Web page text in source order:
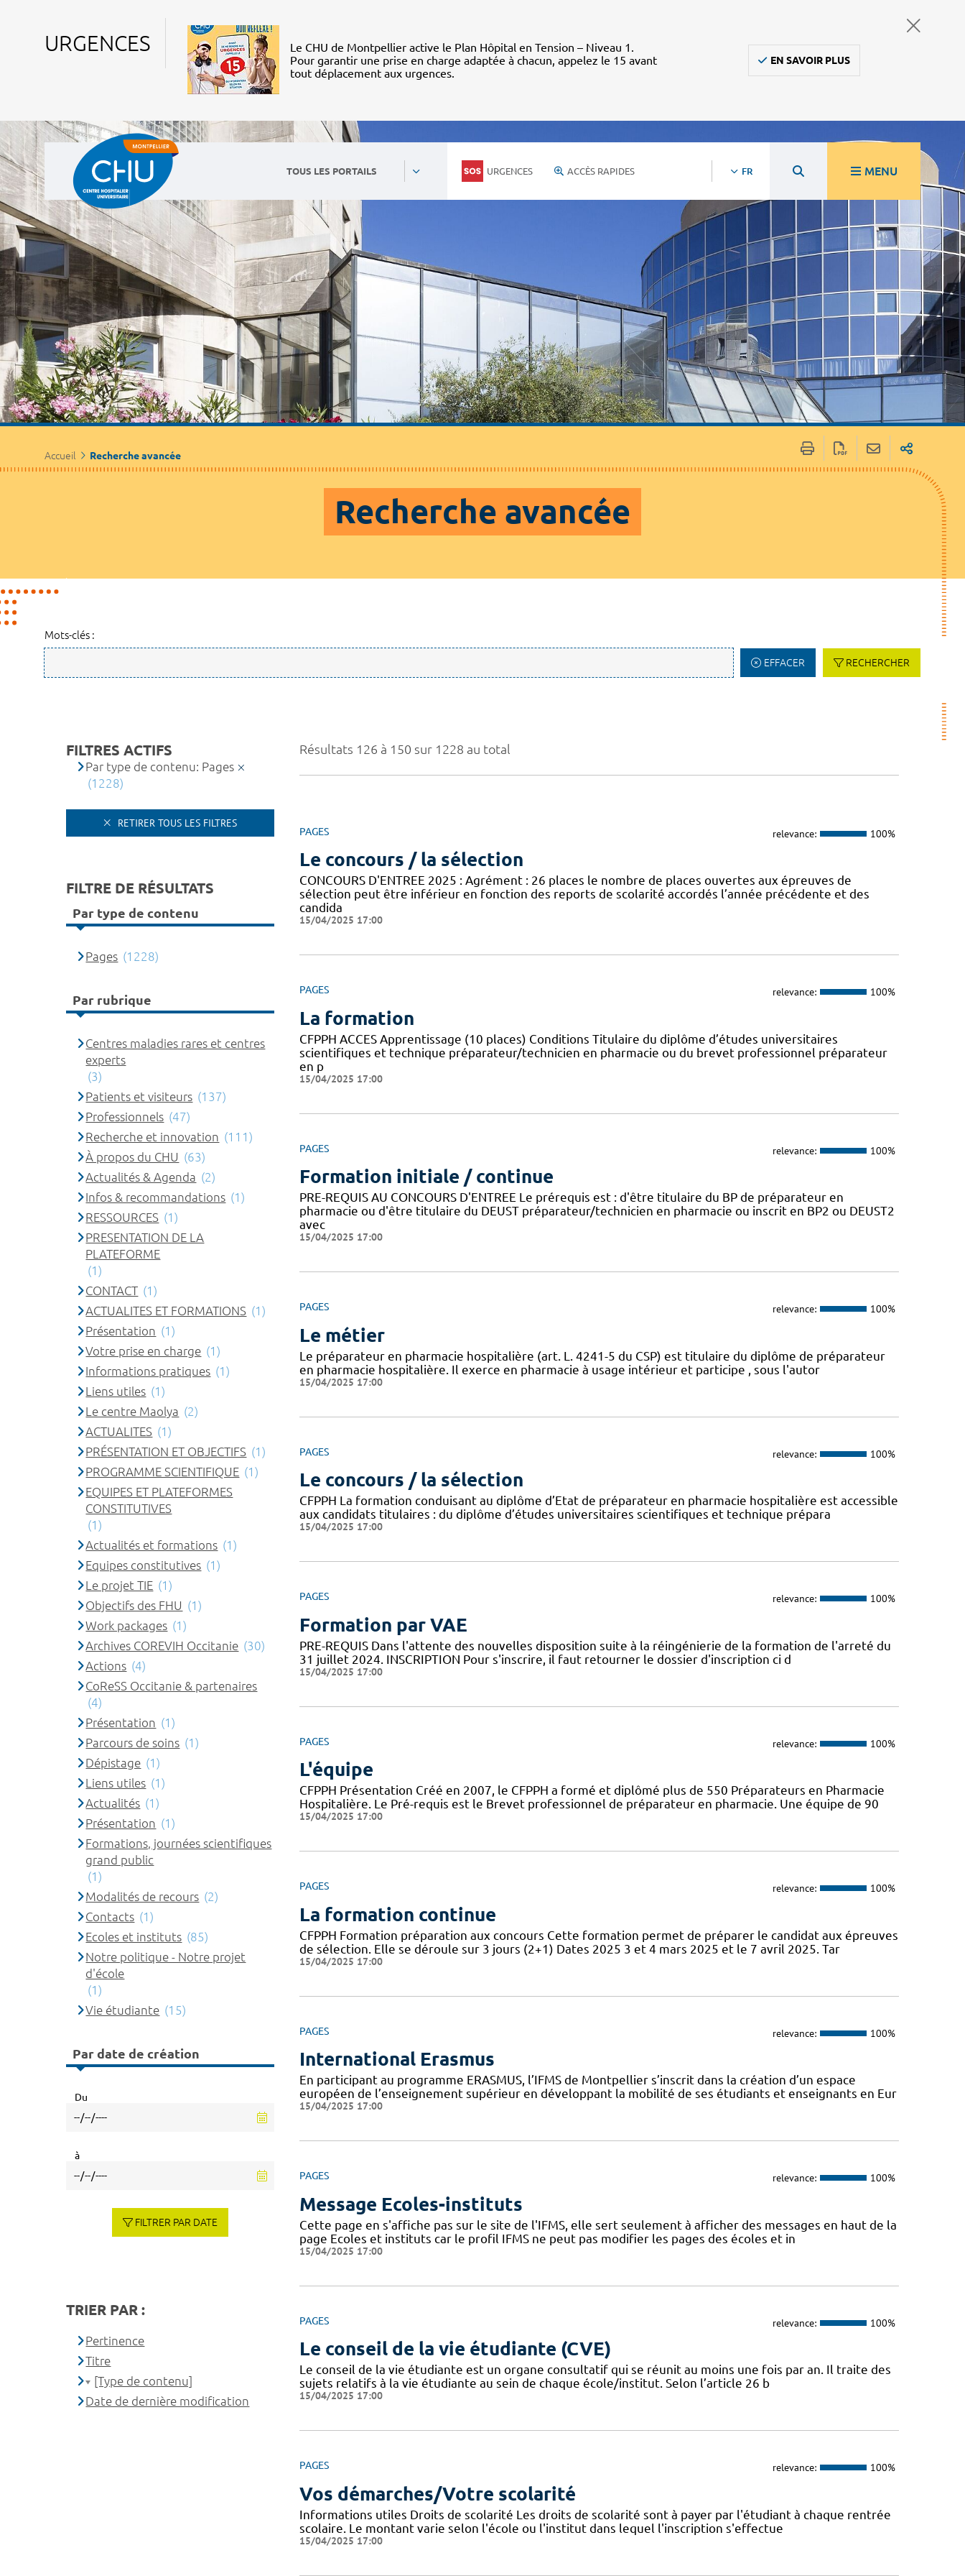
URGENCES
Le CHU de Montpellier active le Plan Hôpital en Tension – Niveau 1.
Pour garantir une prise en charge adaptée à chacun, appelez le 15 avant
tout déplacement aux urgences.
EN SAVOIR PLUS
TOUS LES PORTAILS URGENCES ACCÈS RAPIDES FR MENU
Accueil Recherche avancée
Recherche avancée
Mots-clés :
EFFACER RECHERCHER
Résultats 126 à 150 sur 1228 au total
PAGES relevance: 100%
Le concours / la sélection
CONCOURS D'ENTREE 2025 : Agrément : 26 places le nombre de places ouvertes aux épreuves de
sélection peut être inférieur en fonction des reports de scolarité accordés l’année précédente et des
candida
15/04/2025 17:00
PAGES relevance: 100%
La formation
CFPPH ACCES Apprentissage (10 places) Conditions Titulaire du diplôme d’études universitaires
scientifiques et technique préparateur/technicien en pharmacie ou du brevet professionnel préparateur
en p
15/04/2025 17:00
PAGES relevance: 100%
Formation initiale / continue
PRE-REQUIS AU CONCOURS D'ENTREE Le prérequis est : d'être titulaire du BP de préparateur en
pharmacie ou d'être titulaire du DEUST préparateur/technicien en pharmacie ou inscrit en BP2 ou DEUST2
avec
15/04/2025 17:00
PAGES relevance: 100%
Le métier
Le préparateur en pharmacie hospitalière (art. L. 4241-5 du CSP) est titulaire du diplôme de préparateur
en pharmacie hospitalière. Il exerce en pharmacie à usage intérieur et participe , sous l'autor
15/04/2025 17:00
PAGES relevance: 100%
Le concours / la sélection
CFPPH La formation conduisant au diplôme d’Etat de préparateur en pharmacie hospitalière est accessible
aux candidats titulaires : du diplôme d’études universitaires scientifiques et technique prépara
15/04/2025 17:00
PAGES relevance: 100%
Formation par VAE
PRE-REQUIS Dans l'attente des nouvelles disposition suite à la réingénierie de la formation de l'arreté du
31 juillet 2024. INSCRIPTION Pour s'inscrire, il faut retourner le dossier d'inscription ci d
15/04/2025 17:00
PAGES relevance: 100%
L'équipe
CFPPH Présentation Créé en 2007, le CFPPH a formé et diplômé plus de 550 Préparateurs en Pharmacie
Hospitalière. Le Pré-requis est le Brevet professionnel de préparateur en pharmacie. Une équipe de 90
15/04/2025 17:00
PAGES relevance: 100%
La formation continue
CFPPH Formation préparation aux concours Cette formation permet de préparer le candidat aux épreuves
de sélection. Elle se déroule sur 3 jours (2+1) Dates 2025 3 et 4 mars 2025 et le 7 avril 2025. Tar
15/04/2025 17:00
PAGES relevance: 100%
International Erasmus
En participant au programme ERASMUS, l’IFMS de Montpellier s’inscrit dans la création d’un espace
européen de l’enseignement supérieur en développant la mobilité de ses étudiants et enseignants en Eur
15/04/2025 17:00
PAGES relevance: 100%
Message Ecoles-instituts
Cette page en s'affiche pas sur le site de l'IFMS, elle sert seulement à afficher des messages en haut de la
page Ecoles et instituts car le profil IFMS ne peut pas modifier les pages des écoles et in
15/04/2025 17:00
PAGES relevance: 100%
Le conseil de la vie étudiante (CVE)
Le conseil de la vie étudiante est un organe consultatif qui se réunit au moins une fois par an. Il traite des
sujets relatifs à la vie étudiante au sein de chaque école/institut. Selon l’article 26 b
15/04/2025 17:00
PAGES relevance: 100%
Vos démarches/Votre scolarité
Informations utiles Droits de scolarité Les droits de scolarité sont à payer par l'étudiant à chaque rentrée
scolaire. Le montant varie selon l'école ou l'institut dans lequel l'inscription s'effectue
15/04/2025 17:00
FILTRES ACTIFS
Par type de contenu: Pages
(1228)
RETIRER TOUS LES FILTRES
FILTRE DE RÉSULTATS
Par type de contenu
Pages (1228)
Par rubrique
Centres maladies rares et centres
experts
(3)
Patients et visiteurs (137)
Professionnels (47)
Recherche et innovation (111)
À propos du CHU (63)
Actualités & Agenda (2)
Infos & recommandations (1)
RESSOURCES (1)
PRESENTATION DE LA
PLATEFORME
(1)
CONTACT (1)
ACTUALITES ET FORMATIONS (1)
Présentation (1)
Votre prise en charge (1)
Informations pratiques (1)
Liens utiles (1)
Le centre Maolya (2)
ACTUALITES (1)
PRÉSENTATION ET OBJECTIFS (1)
PROGRAMME SCIENTIFIQUE (1)
EQUIPES ET PLATEFORMES
CONSTITUTIVES
(1)
Actualités et formations (1)
Equipes constitutives (1)
Le projet TIE (1)
Objectifs des FHU (1)
Work packages (1)
Archives COREVIH Occitanie (30)
Actions (4)
CoReSS Occitanie & partenaires
(4)
Présentation (1)
Parcours de soins (1)
Dépistage (1)
Liens utiles (1)
Actualités (1)
Présentation (1)
Formations, journées scientifiques
grand public
(1)
Modalités de recours (2)
Contacts (1)
Ecoles et instituts (85)
Notre politique - Notre projet
d'école
(1)
Vie étudiante (15)
Par date de création
Du
à
FILTRER PAR DATE
TRIER PAR :
Pertinence
Titre
[Type de contenu]
Date de dernière modification